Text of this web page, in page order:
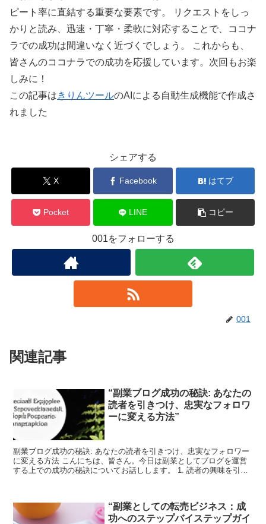
ピート率に直結する重要な要素です。 リクエストをしっ
かりと読み、迅速・丁寧・柔軟に対応することで、ココナ
ラでの成功は間違いなく近づくでしょう。 これからも、
皆さんのココナラでの成功を応援しています。次回もお楽
しみに！
この記事はきりんツールのAIによる自動生成機能で作成さ
れました
シェアする
X Facebook はてブ
Pocket LINE コピー
001をフォローする
001
関連記事
“副業ブログ成功の秘訣: あなたの
読者を引きつけ、忠実なフォロワ
ーに変える方法”
副業ブログ成功の秘訣: あなたの読者を引きつけ、忠実なフォロワー
に変える方法 こんにちは、皆さん。今日は副業としてブログを運営
する上での成功の秘訣についてお話しします。 1. 読者の興味を引く
“副業としての転売ビジネス：成
功へのステップバイステップガイ